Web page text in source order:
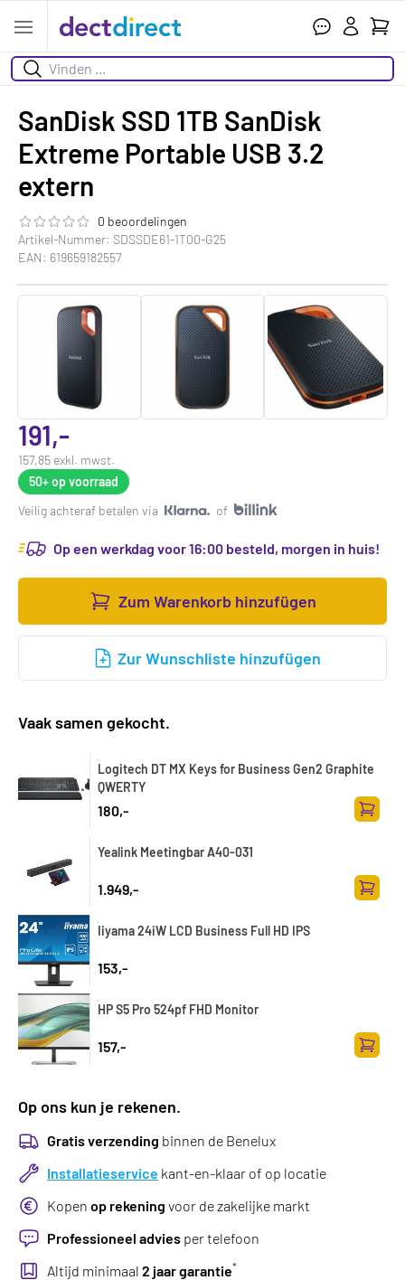
Open menu
Suchen
Ihr
SanDisk SSD 1TB SanDisk
Extreme Portable USB 3.2
extern
Die Bewertung dieses Produkts ist
0 beoordelingen
Artikel-Nummer: SDSSDE61-1T00-G25
EAN: 619659182557
191,-
157,85 exkl. mwst.
50+op voorraad
Veilig achteraf betalen via
of
Op een werkdag voor 16:00 besteld, morgen in huis!
Zum Warenkorb hinzufügen
Zur Wunschliste hinzufügen
Vaak samen gekocht.
Logitech DT MX Keys for Business Gen2 Graphite
QWERTY
180,-
Zum
Yealink Meetingbar A40-031
1.949,-
Zum
Iiyama 24iW LCD Business Full HD IPS
153,-
HP S5 Pro 524pf FHD Monitor
157,-
Zum
Op ons kun je rekenen.
Gratis verzending binnen de Benelux
Installatieservice kant-en-klaar of op locatie
Kopen op rekening voor de zakelijke markt
Professioneel advies per telefoon
Altijd minimaal 2 jaar garantie*